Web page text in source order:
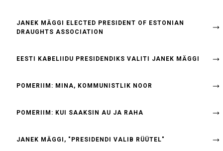
JANEK MÄGGI ELECTED PRESIDENT OF ESTONIAN
DRAUGHTS ASSOCIATION
EESTI KABELIIDU PRESIDENDIKS VALITI JANEK MÄGGI
POMERIIM: MINA, KOMMUNISTLIK NOOR
POMERIIM: KUI SAAKSIN AU JA RAHA
JANEK MÄGGI, "PRESIDENDI VALIB RÜÜTEL"